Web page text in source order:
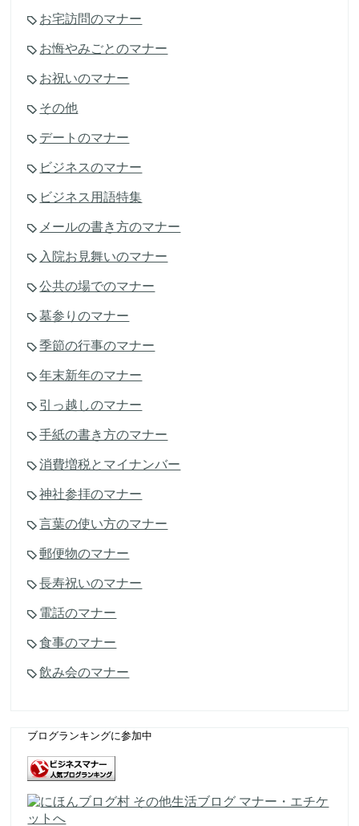
お宅訪問のマナー
お悔やみごとのマナー
お祝いのマナー
その他
デートのマナー
ビジネスのマナー
ビジネス用語特集
メールの書き方のマナー
入院お見舞いのマナー
公共の場でのマナー
墓参りのマナー
季節の行事のマナー
年末新年のマナー
引っ越しのマナー
手紙の書き方のマナー
消費増税とマイナンバー
神社参拝のマナー
言葉の使い方のマナー
郵便物のマナー
長寿祝いのマナー
電話のマナー
食事のマナー
飲み会のマナー
ブログランキングに参加中